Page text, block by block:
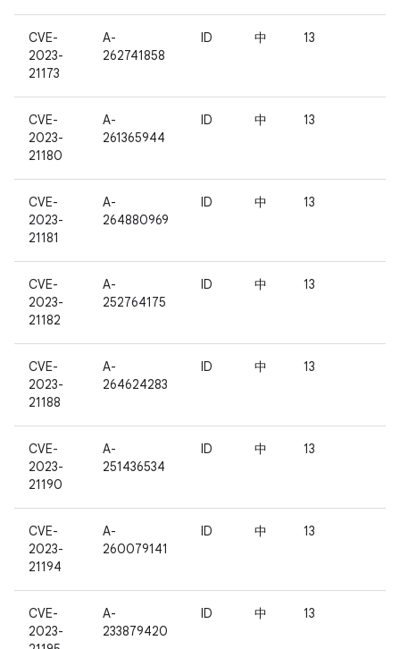
CVE-
2023-
21173
A-
262741858
ID 中 13
CVE-
2023-
21180
A-
261365944
ID 中 13
CVE-
2023-
21181
A-
264880969
ID 中 13
CVE-
2023-
21182
A-
252764175
ID 中 13
CVE-
2023-
21188
A-
264624283
ID 中 13
CVE-
2023-
21190
A-
251436534
ID 中 13
CVE-
2023-
21194
A-
260079141
ID 中 13
CVE-
2023-
A-
233879420
ID 中 13